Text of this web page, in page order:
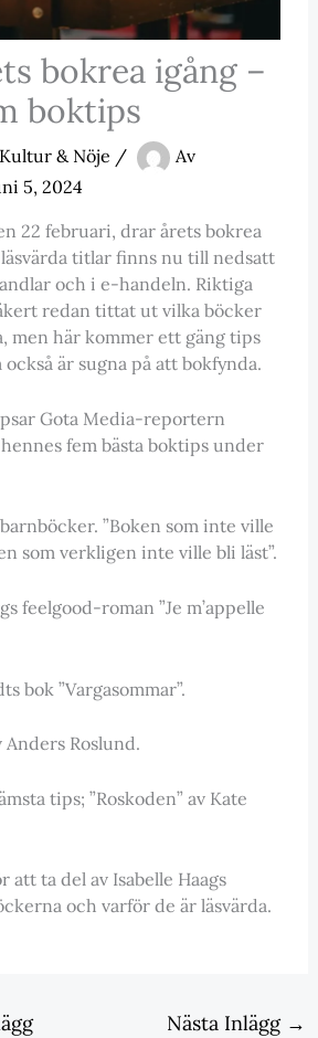
bokrea igång –
boktips
Kultur & Nöje /
Av
5, 2024
22 februari, drar årets bokrea
titlar finns nu till nedsatt
och i e-handeln. Riktiga
redan tittat ut vilka böcker
men här kommer ett gäng tips
är sugna på att bokfynda.
Gota Media-reportern
hennes fem bästa boktips under
”Boken som inte ville
som verkligen inte ville bli läst”.
feelgood-roman ”Je m’appelle
bok ”Vargasommar”.
Anders Roslund.
tips; ”Roskoden” av Kate
att ta del av Isabelle Haags
och varför de är läsvärda.
Nästa Inlägg →